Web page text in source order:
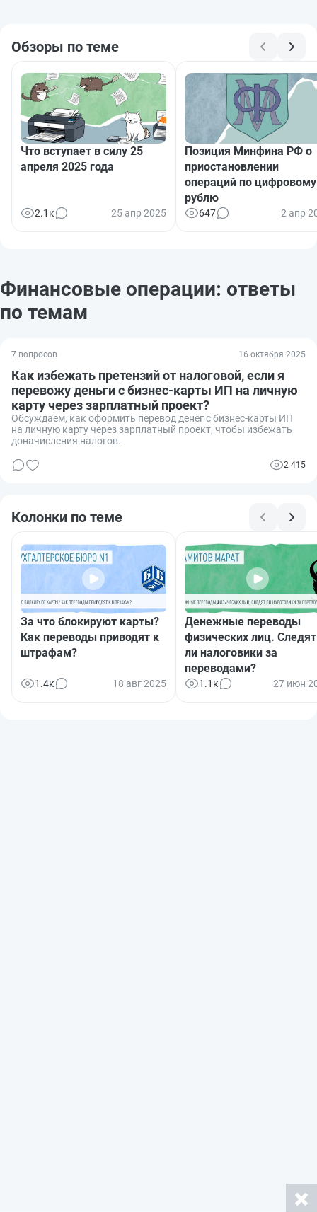
Обзоры по теме
Что вступает в силу 25
апреля 2025 года
2.1к 25 апр 2025
Позиция Минфина РФ о
приостановлении
операций по цифровому
рублю
647 2 апр
Финансовые операции: ответы
по темам
7 вопросов 16 октября 2025
Как избежать претензий от налоговой, если я
перевожу деньги с бизнес-карты ИП на личную
карту через зарплатный проект?
Обсуждаем, как оформить перевод денег с бизнес-карты ИП
на личную карту через зарплатный проект, чтобы избежать
доначисления налогов.
2 415
Колонки по теме
За что блокируют карты?
Как переводы приводят к
штрафам?
1.4к 18 авг 2025
Денежные переводы
физических лиц. Следят
ли налоговики за
переводами?
1.1к 27 июн